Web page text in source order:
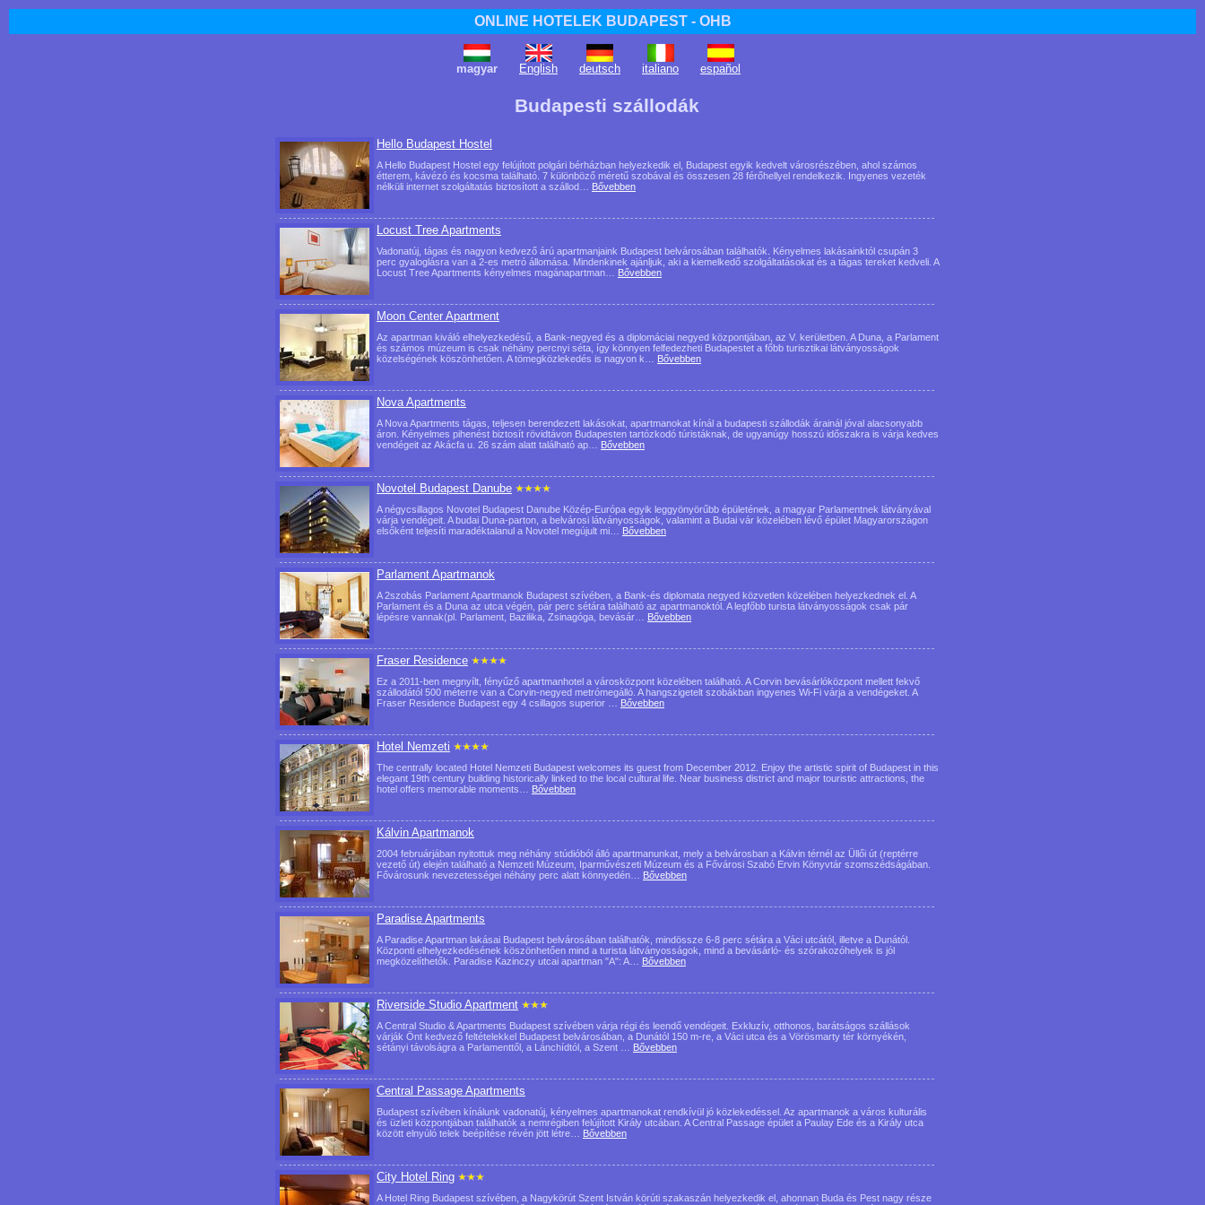
ONLINE HOTELEK BUDAPEST - OHB
magyar English deutsch italiano español
Budapesti szállodák
Hello Budapest Hostel
A Hello Budapest Hostel egy felújított polgári bérházban helyezkedik el, Budapest egyik kedvelt városrészében, ahol számos
étterem, kávézó és kocsma található. 7 különböző méretű szobával és összesen 28 férőhellyel rendelkezik. Ingyenes vezeték
nélküli internet szolgáltatás biztosított a szállod… Bővebben
Locust Tree Apartments
Vadonatúj, tágas és nagyon kedvező árú apartmanjaink Budapest belvárosában találhatók. Kényelmes lakásainktól csupán 3
perc gyaloglásra van a 2-es metró állomása. Mindenkinek ajánljuk, aki a kiemelkedő szolgáltatásokat és a tágas tereket kedveli. A
Locust Tree Apartments kényelmes magánapartman… Bővebben
Moon Center Apartment
Az apartman kiváló elhelyezkedésű, a Bank-negyed és a diplomáciai negyed központjában, az V. kerületben. A Duna, a Parlament
és számos múzeum is csak néhány percnyi séta, így könnyen felfedezheti Budapestet a főbb turisztikai látványosságok
közelségének köszönhetően. A tömegközlekedés is nagyon k… Bővebben
Nova Apartments
A Nova Apartments tágas, teljesen berendezett lakásokat, apartmanokat kínál a budapesti szállodák árainál jóval alacsonyabb
áron. Kényelmes pihenést biztosít rövidtávon Budapesten tartózkodó túristáknak, de ugyanúgy hosszú időszakra is várja kedves
vendégeit az Akácfa u. 26 szám alatt található ap… Bővebben
Novotel Budapest Danube
A négycsillagos Novotel Budapest Danube Közép-Európa egyik leggyönyörűbb épületének, a magyar Parlamentnek látványával
várja vendégeit. A budai Duna-parton, a belvárosi látványosságok, valamint a Budai vár közelében lévő épület Magyarországon
elsőként teljesíti maradéktalanul a Novotel megújult mi… Bővebben
Parlament Apartmanok
A 2szobás Parlament Apartmanok Budapest szívében, a Bank-és diplomata negyed közvetlen közelében helyezkednek el. A
Parlament és a Duna az utca végén, pár perc sétára található az apartmanoktól. A legfőbb turista látványosságok csak pár
lépésre vannak(pl. Parlament, Bazilika, Zsinagóga, bevásár… Bővebben
Fraser Residence
Ez a 2011-ben megnyílt, fényűző apartmanhotel a városközpont közelében található. A Corvin bevásárlóközpont mellett fekvő
szállodától 500 méterre van a Corvin-negyed metrómegálló. A hangszigetelt szobákban ingyenes Wi-Fi várja a vendégeket. A
Fraser Residence Budapest egy 4 csillagos superior … Bővebben
Hotel Nemzeti
The centrally located Hotel Nemzeti Budapest welcomes its guest from December 2012. Enjoy the artistic spirit of Budapest in this
elegant 19th century building historically linked to the local cultural life. Near business district and major touristic attractions, the
hotel offers memorable moments… Bővebben
Kálvin Apartmanok
2004 februárjában nyitottuk meg néhány stúdióból álló apartmanunkat, mely a belvárosban a Kálvin térnél az Üllői út (reptérre
vezető út) elején található a Nemzeti Múzeum, Iparművészeti Múzeum és a Fővárosi Szabó Ervin Könyvtár szomszédságában.
Fővárosunk nevezetességei néhány perc alatt könnyedén… Bővebben
Paradise Apartments
A Paradise Apartman lakásai Budapest belvárosában találhatók, mindössze 6-8 perc sétára a Váci utcától, illetve a Dunától.
Központi elhelyezkedésének köszönhetően mind a turista látványosságok, mind a bevásárló- és szórakozóhelyek is jól
megközelíthetők. Paradise Kazinczy utcai apartman "A": A… Bővebben
Riverside Studio Apartment
A Central Studio & Apartments Budapest szívében várja régi és leendő vendégeit. Exkluzív, otthonos, barátságos szállások
várják Önt kedvező feltételekkel Budapest belvárosában, a Dunától 150 m-re, a Váci utca és a Vörösmarty tér környékén,
sétányi távolságra a Parlamenttől, a Lánchídtól, a Szent … Bővebben
Central Passage Apartments
Budapest szívében kínálunk vadonatúj, kényelmes apartmanokat rendkívül jó közlekedéssel. Az apartmanok a város kulturális
és üzleti központjában találhatók a nemrégiben felújított Király utcában. A Central Passage épület a Paulay Ede és a Király utca
között elnyúló telek beépítése révén jött létre… Bővebben
City Hotel Ring
A Hotel Ring Budapest szívében, a Nagykörút Szent István körúti szakaszán helyezkedik el, ahonnan Buda és Pest nagy része